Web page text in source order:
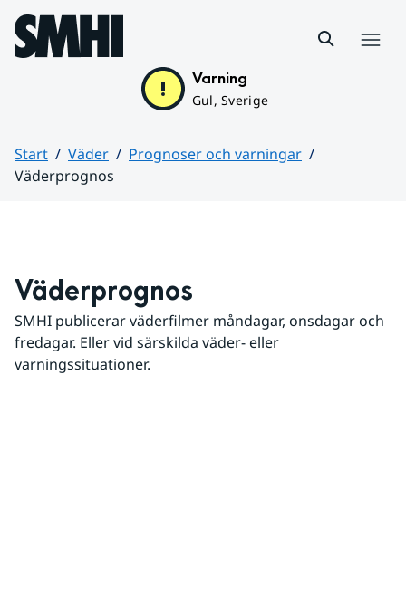
Hoppa till sidans innehåll
Varning
Gul, Sverige
Start Väder
Prognoser och varningar
Väderprognos
Väderprognos
SMHI publicerar väderfilmer måndagar, onsdagar och
fredagar. Eller vid särskilda väder- eller
varningssituationer.